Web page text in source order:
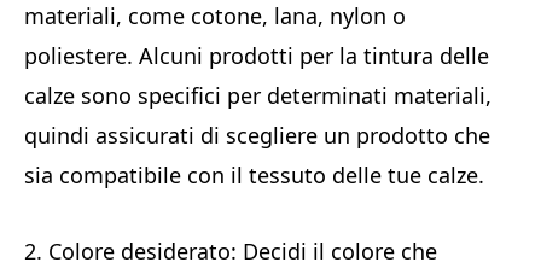
materiali, come cotone, lana, nylon o
poliestere. Alcuni prodotti per la tintura delle
calze sono specifici per determinati materiali,
quindi assicurati di scegliere un prodotto che
sia compatibile con il tessuto delle tue calze.
2. Colore desiderato: Decidi il colore che